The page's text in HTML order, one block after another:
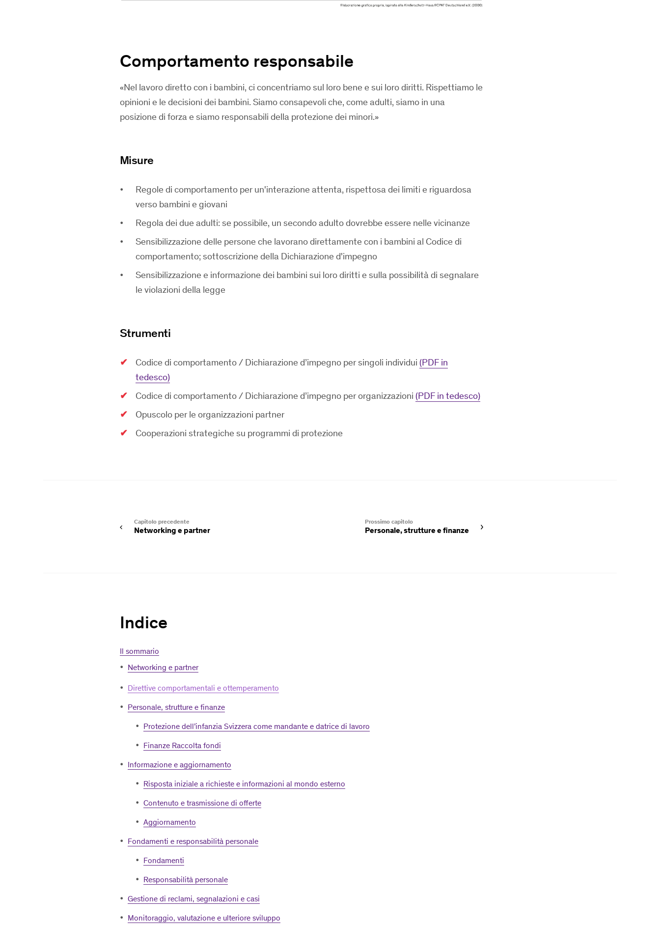
Comportamento responsabile
Nel lavoro diretto con i bambini, ci concentriamo sul loro bene e sui loro diritti. Rispettiamo le
opinioni e le decisioni dei bambini. Siamo consapevoli che, come adulti, siamo in una
posizione di forza e siamo responsabili della protezione dei minori.
Misure
Regole di comportamento per un'interazione attenta, rispettosa dei limiti e riguardosa
verso bambini e giovani
Regola dei due adulti: se possibile, un secondo adulto dovrebbe essere nelle vicinanze
Sensibilizzazione delle persone che lavorano direttamente con i bambini al Codice di
comportamento; sottoscrizione della Dichiarazione d'impegno
Sensibilizzazione e informazione dei bambini sui loro diritti e sulla possibilità di segnalare
le violazioni della legge
Strumenti
Codice di comportamento / Dichiarazione d’impegno per singoli individui (PDF in
tedesco)
Codice di comportamento / Dichiarazione d’impegno per organizzazioni (PDF in tedesco)
Opuscolo per le organizzazioni partner
Cooperazioni strategiche su programmi di protezione
Capitolo precedente
Networking e partner
Prossimo capitolo
Personale, strutture e finanze
Indice
Il sommario
Networking e partner
Direttive comportamentali e ottemperamento
Personale, strutture e finanze
Protezione dell’infanzia Svizzera come mandante e datrice di lavoro
Finanze Raccolta fondi
Informazione e aggiornamento
Risposta iniziale a richieste e informazioni al mondo esterno
Contenuto e trasmissione di offerte
Aggiornamento
Fondamenti e responsabilità personale
Fondamenti
Responsabilità personale
Gestione di reclami, segnalazioni e casi
Monitoraggio, valutazione e ulteriore sviluppo